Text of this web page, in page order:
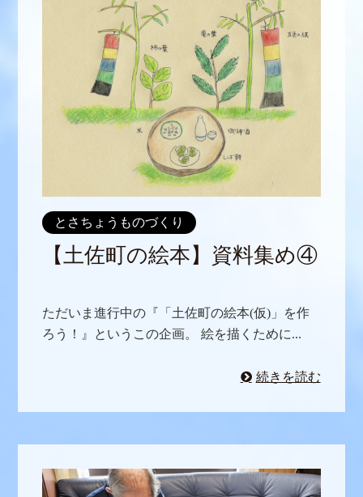
とさちょうものづくり
【土佐町の絵本】資料集め④
ただいま進行中の『「土佐町の絵本(仮)」を作
ろう！』というこの企画。 絵を描くために...
続きを読む